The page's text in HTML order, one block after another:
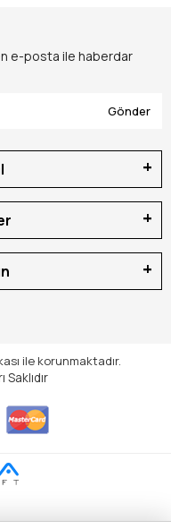
e-posta ile haberdar
Gönder
ile korunmaktadır.
Saklıdır